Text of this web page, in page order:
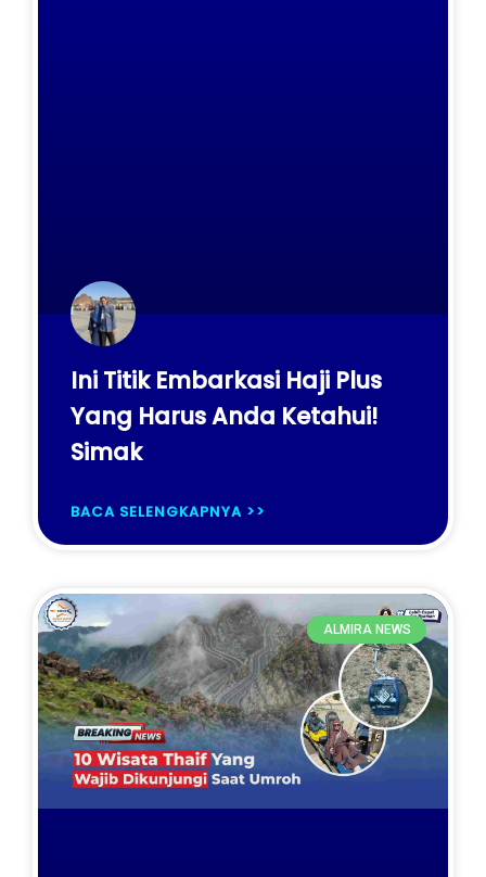
Ini Titik Embarkasi Haji Plus
Yang Harus Anda Ketahui!
Simak
BACA SELENGKAPNYA >>
ALMIRA NEWS